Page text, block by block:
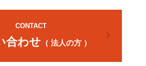
CONTACT
合わせ （ 法人の方 ）
chevron_right